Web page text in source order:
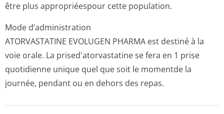
être plus appropriéespour cette population.
Mode d’administration
ATORVASTATINE EVOLUGEN PHARMA est destiné à la
voie orale. La prised'atorvas­tatine se fera en 1 prise
quotidienne unique quel que soit le momentde la
journée, pendant ou en dehors des repas.